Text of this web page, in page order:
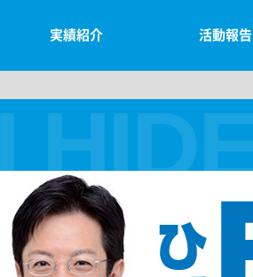
実績紹介 活動報告